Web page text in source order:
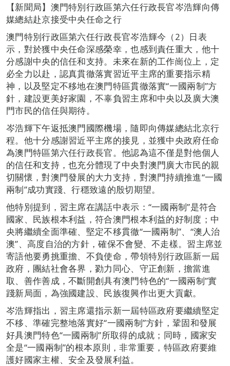
【新聞局】澳門特別行政區第六任行政長官岑浩輝向傳
媒總結赴京接受中央任命之行
澳門特別行政區第六任行政長官岑浩輝今（2）日表
示，對於獲中央任命深感榮幸，也感到責任重大，他十
分感謝中央的信任和支持。未來在新的工作崗位上，定
必全力以赴，認真貫徹落實習近平主席的重要指示精
神，以及堅定不移地在澳門特區貫徹落實“一國兩制”方
針，建設更美好家園，不辜負習主席和中央以及廣大澳
門市民的信任與期待。
岑浩輝下午返抵澳門國際機場，隨即向傳媒總結北京行
程。他十分感謝習近平主席的接見，並獲中央政府任命
為澳門特區第六任行政長官。他認為這不僅是對他個人
的信任和支持，也充分體現了中央對澳門廣大市民的親
切關懷，對澳門發展的大力支持，對澳門持續推進“一國
兩制”成功實踐、行穩致遠的殷切期望。
他特別提到，習主席在講話中表示：“一國兩制”是符合
國家、民族根本利益，符合澳門根本利益的好制度；中
央將繼續全面準確、堅定不移貫徹“一國兩制”、“澳人治
澳”、高度自治的方針，確保不會變、不走樣。習主席並
寄語他要勇挑重擔、不負使命，帶領特別行政區新一屆
政府，團結社會各界，勠力同心、守正創新，擔當進
取、善作善成，不斷開創具有澳門特色的“一國兩制”實
踐新局面，為強國建設、民族復興作出更大貢獻。
岑浩輝指出，習主席還指示新一屆特區政府要繼續堅定
不移、準確完整地落實好“一國兩制”方針，鞏固和發展
好具澳門特色“一國兩制”所取得的成就；同時，國家安
全是“一國兩制”的根本原則，非常重要，特區政府要維
護好國家主權、安全及發展利益。